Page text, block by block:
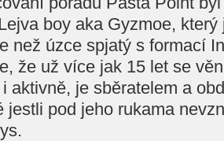
boy aka Gyzmoe,
než úzce spjatý s formací
že už více jak 15 let se
aktivně, je sběratelem a
jestli pod jeho rukama